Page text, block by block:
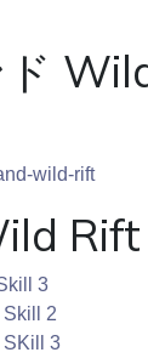
Rift
3
Skill 2
SKill 3